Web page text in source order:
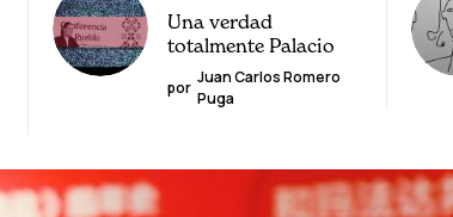
Una verdad
totalmente Palacio
por
Juan Carlos Romero
Puga